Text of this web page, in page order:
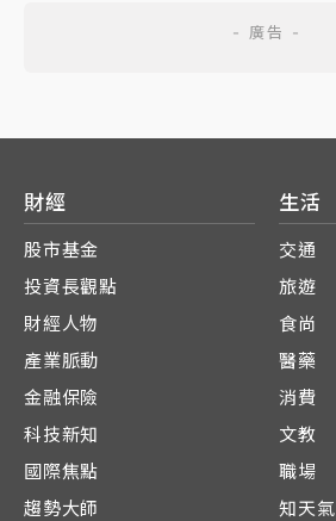
財經
股市基金
投資長觀點
財經人物
產業脈動
金融保險
科技新知
國際焦點
趨勢大師
生活
交通
旅遊
食尚
醫藥
消費
文教
職場
知天氣